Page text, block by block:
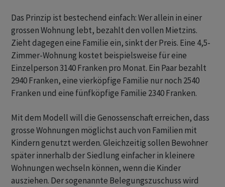
Das Prinzip ist bestechend einfach: Wer allein in einer
grossen Wohnung lebt, bezahlt den vollen Mietzins.
Zieht dagegen eine Familie ein, sinkt der Preis. Eine 4,5-
Zimmer-Wohnung kostet beispielsweise für eine
Einzelperson 3140 Franken pro Monat. Ein Paar bezahlt
2940 Franken, eine vierköpfige Familie nur noch 2540
Franken und eine fünfköpfige Familie 2340 Franken.
Mit dem Modell will die Genossenschaft erreichen, dass
grosse Wohnungen möglichst auch von Familien mit
Kindern genutzt werden. Gleichzeitig sollen Bewohner
später innerhalb der Siedlung einfacher in kleinere
Wohnungen wechseln können, wenn die Kinder
ausziehen. Der sogenannte Belegungszuschuss wird